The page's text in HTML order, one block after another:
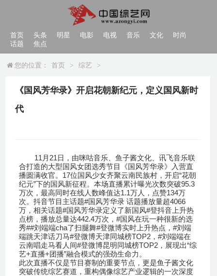
首页 头条 明星 电影 电视 音乐 文化
时尚
话题
焦点
您的位置： 首页 > 综艺 >
《国风芳华录》开启花朝新纪元，定义国风新时
代
11 月 21 日，由咪咕音乐、鱼子酱文化、讯飞音乐联
合打造的大型国风女团选秀节目《国风芳华录》入营直
播圆满收官。 17位国风少女齐聚云南民族村，开启“花朝
纪元”下的国风新征程。本场直播累计曝光次数突破95.3
万次，最高同时在线人数峰值达1.1万人，点赞134万
次。抖音节目主话题#国风芳华录 话题播放量超4066
万，相关话题#国风芳华录定义了新国风#登抖音上升热
点榜，播放总量达442.4万次， #国风在玩一种很新的选
秀##刘端端cha了扫腿舞#登微博实时上升热点， #刘端
端跳天津话刀马#登微博天津同城榜TOP2， #刘端端在
云南唱走马看人间#登微博昆明同城榜TOP2，展现出“综
艺+直播+团播”融合模式的强劲生命力。
此次直播不仅是节目赛制的重要节点，更是鱼子酱文化
突破传统综艺赛道，重构偶像综艺产业逻辑的一次深度